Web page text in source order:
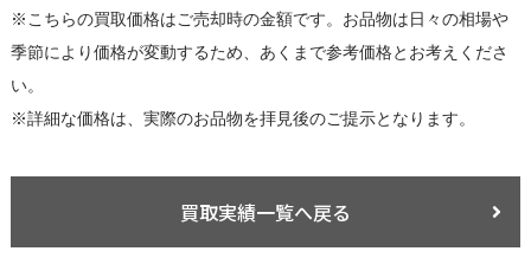
※こちらの買取価格はご売却時の金額です。お品物は日々の相場や
季節により価格が変動するため、あくまで参考価格とお考えくださ
い。
※詳細な価格は、実際のお品物を拝見後のご提示となります。
買取実績一覧へ戻る